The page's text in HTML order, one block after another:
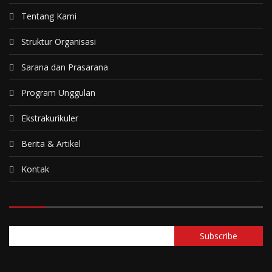
Tentang Kami
Struktur Organisasi
Sarana dan Prasarana
Program Unggulan
Ekstrakurikuler
Berita & Artikel
Kontak